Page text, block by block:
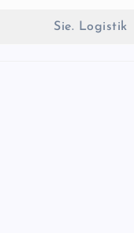
Sie. Logistik